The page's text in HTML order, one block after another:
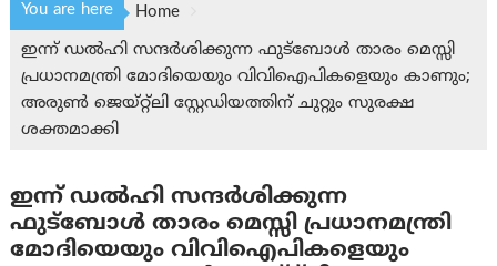
You are here
Home
ഇന്ന് ഡൽഹി സന്ദർശിക്കുന്ന ഫുട്ബോൾ താരം മെസ്സി
പ്രധാനമന്ത്രി മോദിയെയും വിവിഐപികളെയും കാണും;
അരുൺ ജെയ്റ്റ്ലി സ്റ്റേഡിയത്തിന് ചുറ്റും സുരക്ഷ
ശക്തമാക്കി
ഇന്ന് ഡൽഹി സന്ദർശിക്കുന്ന
ഫുട്ബോൾ താരം മെസ്സി പ്രധാനമന്ത്രി
മോദിയെയും വിവിഐപികളെയും